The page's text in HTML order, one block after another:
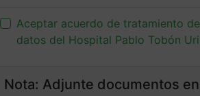
Aceptar acuerdo de tratamiento de
datos del Hospital Pablo Tobón
Nota: Adjunte documentos